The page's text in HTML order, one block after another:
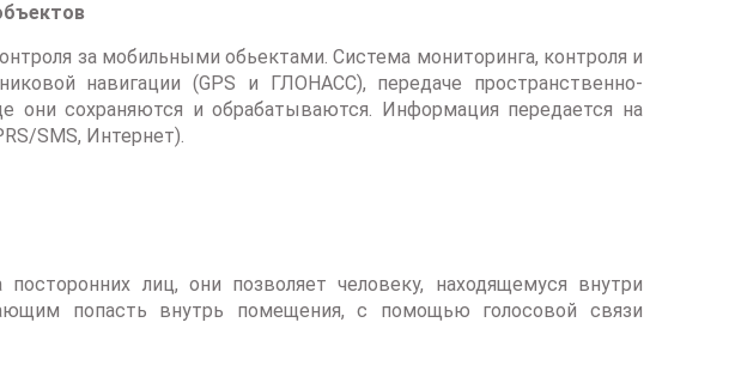
за мобильными обьектами. Система мониторинга, контроля и
навигации (GPS и ГЛОНАСС), передаче пространственно-
они сохраняются и обрабатываются. Информация передается на
SMS, Интернет).
лиц, они позволяет человеку, находящемуся внутри
попасть внутрь помещения, с помощью голосовой связи